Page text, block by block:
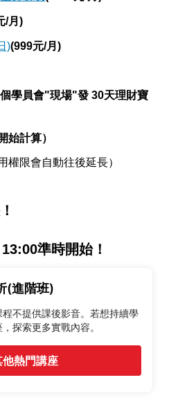
/月)
)(999元/月)
學員會"現場"發 30天理財寶
始計算）
權限會自動往後延長）
準時開始！
(進階班)
不提供課後影音。若想持續學
探索更多實戰內容。
熱門講座